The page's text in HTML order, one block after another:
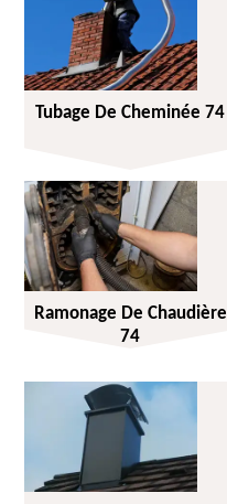
Tubage De Cheminée 74
Ramonage De Chaudière
74